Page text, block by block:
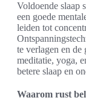
Voldoende slaap
een goede
leiden tot
te verlagen en de
meditatie, yoga,
betere slaap en
Waarom rust